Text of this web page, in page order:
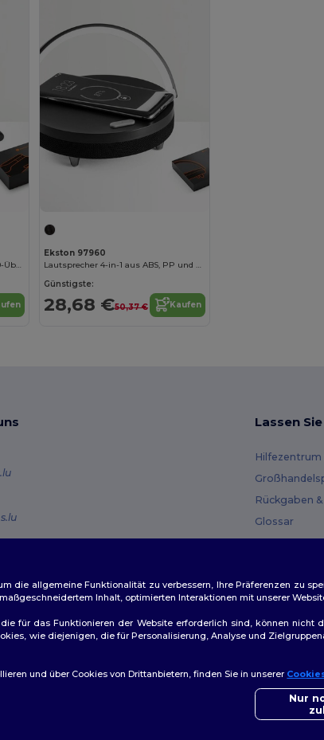
Funkkopfhörer aus ABS mit BT 5'0-Übertragung
Ekston 97960
Lautsprecher 4-in-1 aus ABS, PP und Stoff
Günstigste:
28,68 €50,37 € Kaufen
Lassen
Hilfezentrum
Rückgaben
Glossar
Site Map
die allgemeine Funktionalität zu verbessern, Ihre Präferenzen zu
Inhalt, optimierten Interaktionen mit unserer
für das Funktionieren der Website erforderlich sind, können
wie diejenigen, die für Personalisierung, Analyse und
und über Cookies von Drittanbietern, finden Sie in unserer
Nur
👋 Hallo
Wenn Sie